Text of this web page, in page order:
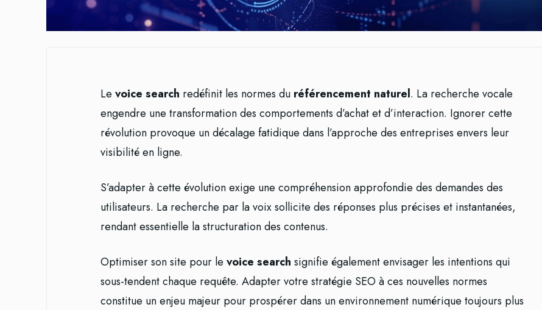
Le voice search redéfinit les normes du référencement naturel. La recherche vocale
engendre une transformation des comportements d’achat et d’interaction. Ignorer cette
révolution provoque un décalage fatidique dans l’approche des entreprises envers leur
visibilité en ligne.
S’adapter à cette évolution exige une compréhension approfondie des demandes des
utilisateurs. La recherche par la voix sollicite des réponses plus précises et instantanées,
rendant essentielle la structuration des contenus.
Optimiser son site pour le voice search signifie également envisager les intentions qui
sous-tendent chaque requête. Adapter votre stratégie SEO à ces nouvelles normes
constitue un enjeu majeur pour prospérer dans un environnement numérique toujours plus